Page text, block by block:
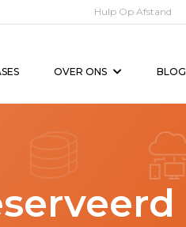
Hulp Op Afstand
OVER ONS BLOG